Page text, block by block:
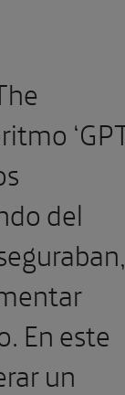
del
En este
un